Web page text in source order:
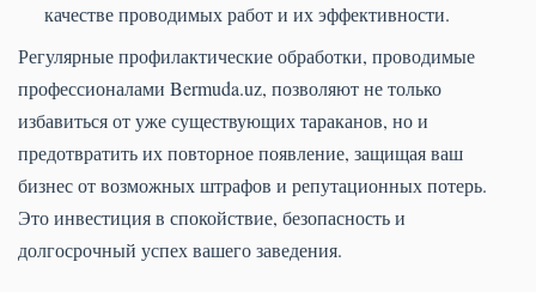
качестве проводимых работ и их эффективности.
Регулярные профилактические обработки, проводимые
профессионалами Bermuda.uz, позволяют не только
избавиться от уже существующих тараканов, но и
предотвратить их повторное появление, защищая ваш
бизнес от возможных штрафов и репутационных потерь.
Это инвестиция в спокойствие, безопасность и
долгосрочный успех вашего заведения.